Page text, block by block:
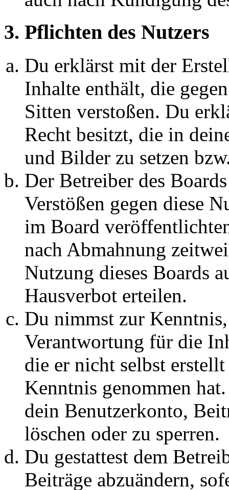
3. Pflichten des Nutzers
Du erklärst mit der
Inhalte enthält, die
Sitten verstoßen. Du
Recht besitzt, die in
und Bilder zu setzen
Der Betreiber des
Verstößen gegen diese
im Board
nach Abmahnung
Nutzung dieses Boards
Hausverbot erteilen.
Du nimmst zur
Verantwortung für die
die er nicht selbst
Kenntnis genommen
dein Benutzerkonto,
löschen oder zu sperren.
Du gestattest dem
Beiträge abzuändern,